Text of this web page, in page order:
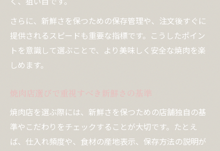
さらに、新鮮さを保つための保存管理や、注文後すぐに
提供されるスピードも重要な指標です。こうしたポイン
トを意識して選ぶことで、より美味しく安全な焼肉を楽
しめます。
焼肉店選びで重視すべき新鮮さの基準
焼肉店を選ぶ際には、新鮮さを保つための店舗独自の基
準やこだわりをチェックすることが大切です。たとえ
ば、仕入れ頻度や、食材の産地表示、保存方法の説明が